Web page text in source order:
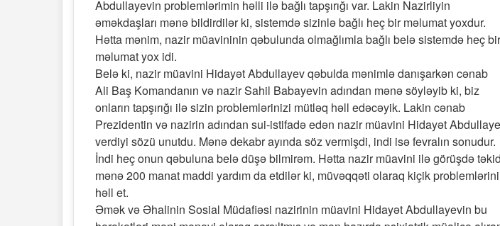
Abdullayevin problemlərimin həlli ilə bağlı tapşırığı var. Lakin Nazirliyin
əməkdaşları mənə bildirdilər ki, sistemdə sizinlə bağlı heç bir məlumat yoxdur.
Hətta mənim, nazir müavininin qəbulunda olmağlımla bağlı belə sistemdə heç bir
məlumat yox idi.
Belə ki, nazir müavini Hidayət Abdullayev qəbulda mənimlə danışarkən cənab
Ali Baş Komandanın və nazir Sahil Babayevin adından mənə söyləyib ki, biz
onların tapşırığı ilə sizin problemlərinizi mütləq həll edəcəyik. Lakin cənab
Prezidentin və nazirin adından sui-istifadə edən nazir müavini Hidayət
verdiyi sözü unutdu. Mənə dekabr ayında söz vermişdi, indi isə fevralın sonudur.
İndi heç onun qəbuluna belə düşə bilmirəm. Hətta nazir müavini ilə görüşdə
mənə 200 manat maddi yardım da etdilər ki, müvəqqəti olaraq kiçik problemlərini
həll et.
Əmək və Əhalinin Sosial Müdafiəsi nazirinin müavini Hidayət Abdullayevin bu